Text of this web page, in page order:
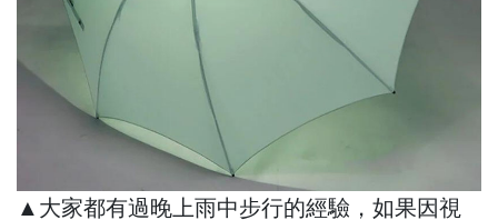
▲大家都有過晚上雨中步行的經驗，如果因視